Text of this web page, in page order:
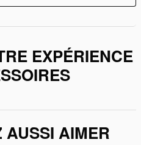
EXPÉRIENCE
AUSSI AIMER